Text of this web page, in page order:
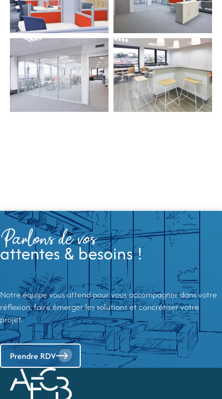
Parlons de vos
attentes & besoins !
Notre équipe vous attend pour vous accompagner dans votre
réflexion, faire émerger les solutions et concrétiser votre
projet.
Prendre RDV